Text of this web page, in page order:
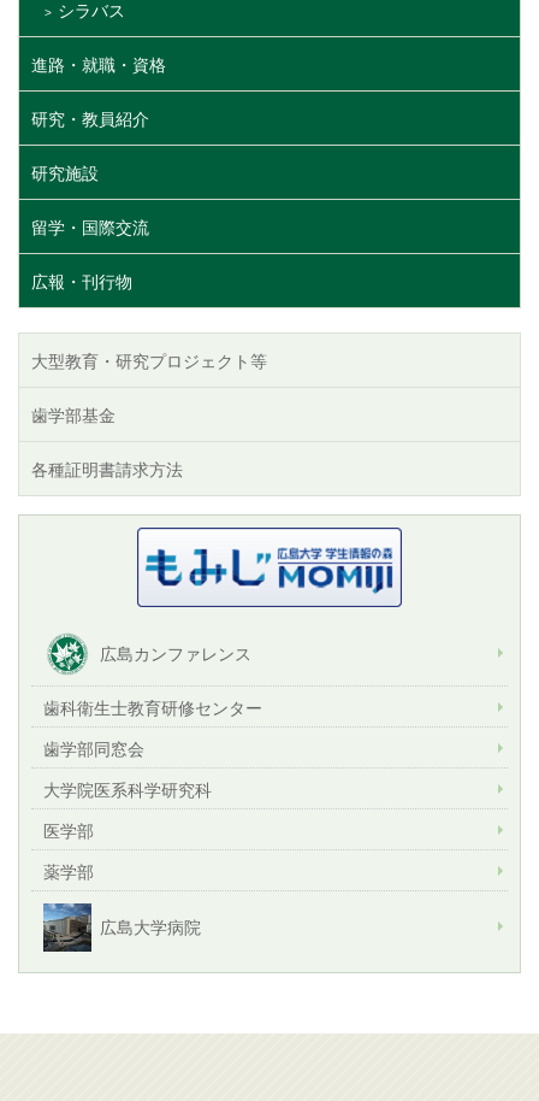
シラバス
進路・就職・資格
研究・教員紹介
研究施設
留学・国際交流
広報・刊行物
大型教育・研究プロジェクト等
歯学部基金
各種証明書請求方法
広島カンファレンス
歯科衛生士教育研修センター
歯学部同窓会
大学院医系科学研究科
医学部
薬学部
広島大学病院